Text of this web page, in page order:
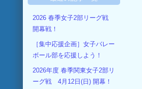
2026 春季女子2部リーグ戦
開幕戦！
［集中応援企画］女子バレー
ボール部を応援しよう！
2026年度 春季関東女子2部リ
ーグ戦 4月12日(日) 開幕！